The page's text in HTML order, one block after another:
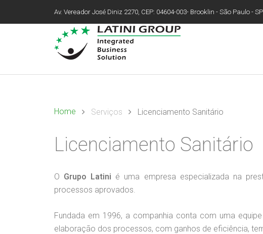
Av. Vereador José Diniz 2270, CEP: 04604-003- Brooklin - São Paulo -
Home Serviços Licenciamento Sanitário
Licenciamento Sanitário
O Grupo Latini é uma empresa especializada na
processos aprovados.
Fundada em 1996, a companhia conta com uma
elaboração dos processos, com ganhos de eficiência,